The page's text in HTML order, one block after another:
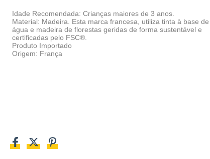
Idade Recomendada: Crianças maiores de 3 anos.
Material: Madeira. Esta marca francesa, utiliza tinta à base de
água e madeira de florestas geridas de forma sustentável e
certificadas pelo FSC®.
Produto Importado
Origem: França